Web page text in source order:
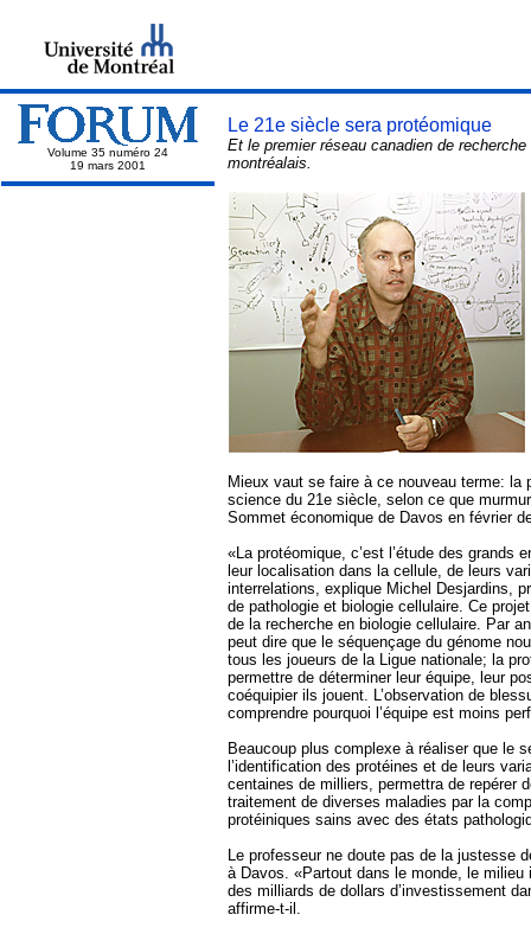
Volume 35 numéro 24
19 mars 2001
Le 21e siècle sera protéomique
Et le premier réseau canadien de
montréalais.
Mieux vaut se faire à ce nouveau terme: la
science du 21e siècle, selon ce que
Sommet économique de Davos en février
«La protéomique, c’est l’étude des grands
leur localisation dans la cellule, de leurs
interrelations, explique Michel Desjardins,
de pathologie et biologie cellulaire. Ce
de la recherche en biologie cellulaire. Par
peut dire que le séquençage du génome
tous les joueurs de la Ligue nationale; la
permettre de déterminer leur équipe, leur
coéquipier ils jouent. L’observation de
comprendre pourquoi l’équipe est moins
Beaucoup plus complexe à réaliser que le
l’identification des protéines et de leurs
centaines de milliers, permettra de repérer
traitement de diverses maladies par la
protéiniques sains avec des états
Le professeur ne doute pas de la justesse
à Davos. «Partout dans le monde, le milieu
des milliards de dollars d’investissement
affirme-t-il.